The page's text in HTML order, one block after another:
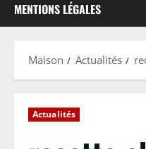
MENTIONS LÉGALES
Maison Actualités
Actualités